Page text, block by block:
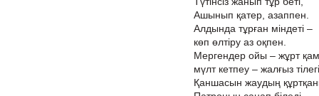
Ашынып қатер, азаппен.
Алдында тұрған міндеті –
көп өлтіру аз оқпен.
Мергендер ойы – жұрт
мүлт кетпеу – жалғыз тілегі.
Қаншасын жаудың